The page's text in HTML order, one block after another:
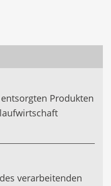
Produkten
verarbeitenden